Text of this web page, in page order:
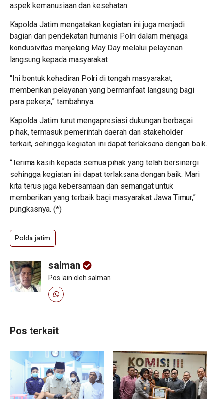
aspek kemanusiaan dan kesehatan.
Kapolda Jatim mengatakan kegiatan ini juga menjadi
bagian dari pendekatan humanis Polri dalam menjaga
kondusivitas menjelang May Day melalui pelayanan
langsung kepada masyarakat.
“Ini bentuk kehadiran Polri di tengah masyarakat,
memberikan pelayanan yang bermanfaat langsung bagi
para pekerja,” tambahnya.
Kapolda Jatim turut mengapresiasi dukungan berbagai
pihak, termasuk pemerintah daerah dan stakeholder
terkait, sehingga kegiatan ini dapat terlaksana dengan baik.
“Terima kasih kepada semua pihak yang telah bersinergi
sehingga kegiatan ini dapat terlaksana dengan baik. Mari
kita terus jaga kebersamaan dan semangat untuk
memberikan yang terbaik bagi masyarakat Jawa Timur,”
pungkasnya. (*)
Polda jatim
salman
Pos lain oleh salman
Pos terkait